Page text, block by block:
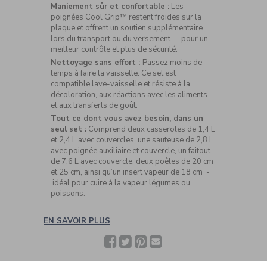
Maniement sûr et confortable :Les
poignées Cool Grip™ restent froides sur la
plaque et offrent un soutien supplémentaire
lors du transport ou du versement - pour un
meilleur contrôle et plus de sécurité.
Nettoyage sans effort : Passez moins de
temps à faire la vaisselle. Ce set est
compatible lave-vaisselle et résiste à la
décoloration, aux réactions avec les aliments
et aux transferts de goût.
Tout ce dont vous avez besoin, dans un
seul set :Comprend deux casseroles de 1,4 L
et 2,4 L avec couvercles, une sauteuse de 2,8 L
avec poignée auxiliaire et couvercle, un faitout
de 7,6 L avec couvercle, deux poêles de 20 cm
et 25 cm, ainsi qu’un insert vapeur de 18 cm -
idéal pour cuire à la vapeur légumes ou
poissons.
EN SAVOIR PLUS
Facebook
TwitterPinterestPartager
avec